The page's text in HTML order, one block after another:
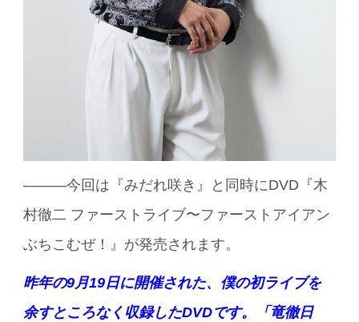
———今回は『みだれ咲き』と同時にDVD『木
村徹二 ファーストライブ〜ファーストアイアン
ぶちこむぜ！』が発売されます。
昨年の9月19日に開催された、僕の初ライブを
余すところなく収録したDVDです。「竜徹日